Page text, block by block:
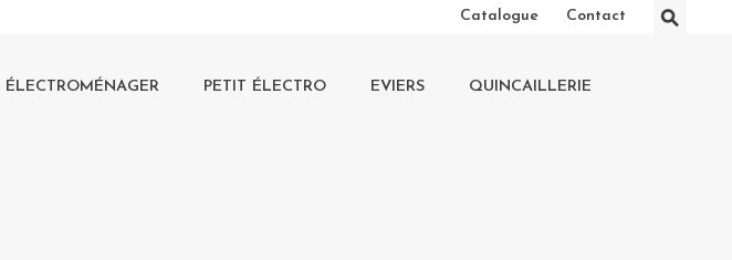
Catalogue Contact ⚲
ÉLECTROMÉNAGER PETIT ÉLECTRO EVIERS QUINCAILLERIE